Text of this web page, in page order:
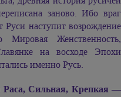
заново. Ибо враг
Руси наступит возрождение
Женственность,
на восходе Эпохи
именно Русь.
Сильная, Крепкая —